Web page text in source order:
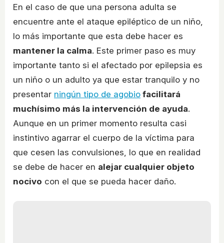
En el caso de que una persona adulta se
encuentre ante el ataque epiléptico de un niño,
lo más importante que esta debe hacer es
mantener la calma. Este primer paso es muy
importante tanto si el afectado por epilepsia es
un niño o un adulto ya que estar tranquilo y no
presentar ningún tipo de agobio facilitará
muchísimo más la intervención de ayuda.
Aunque en un primer momento resulta casi
instintivo agarrar el cuerpo de la víctima para
que cesen las convulsiones, lo que en realidad
se debe de hacer en alejar cualquier objeto
nocivo con el que se pueda hacer daño.